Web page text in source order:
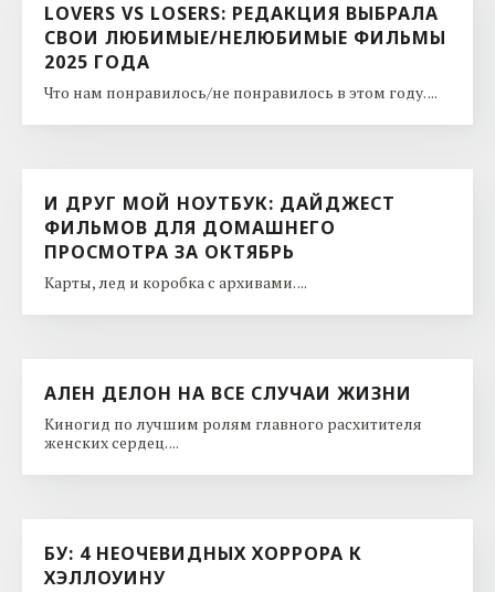
LOVERS VS LOSERS: РЕДАКЦИЯ ВЫБРАЛА
СВОИ ЛЮБИМЫЕ/НЕЛЮБИМЫЕ ФИЛЬМЫ
2025 ГОДА
Что нам понравилось/не понравилось в этом году. ...
И ДРУГ МОЙ НОУТБУК: ДАЙДЖЕСТ
ФИЛЬМОВ ДЛЯ ДОМАШНЕГО
ПРОСМОТРА ЗА ОКТЯБРЬ
Карты, лед и коробка с архивами. ...
АЛЕН ДЕЛОН НА ВСЕ СЛУЧАИ ЖИЗНИ
Киногид по лучшим ролям главного расхитителя
женских сердец. ...
БУ: 4 НЕОЧЕВИДНЫХ ХОРРОРА К
ХЭЛЛОУИНУ